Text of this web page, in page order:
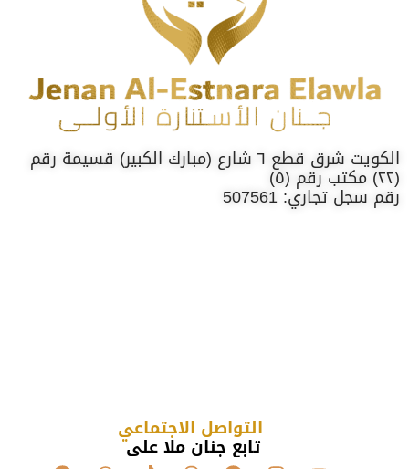
الكويت شرق قطع ٦ شارع (مبارك الكبير) قسيمة رقم
(٢٢) مكتب رقم (٥)
رقم سجل تجاري: 507561
التواصل الاجتماعي
تابع جنان ملا علي